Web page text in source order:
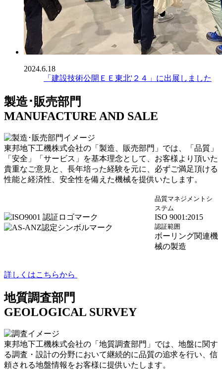
2024.6.18
「建設技術公開ＥＥ東北'２４」に出展しました
製造･販売部門
MANUFACTURE AND SALE
東邦地下工機株式会社の「製造、販売部門」では、「品質」
「安全」「サービス」を基本理念として、お客様より頂いた
貴重なご意見と、長年培った経験を元に、必ずご満足頂ける
性能と経済性、安全性を備えた機械を提供いたします。
品質マネジメントシ
ステム
ISO 9001:2015
認証範囲
ボーリング関連機
械の製造
詳しくはこちらから
地質調査部門
GEOLOGICAL SURVEY
東邦地下工機株式会社の「地質調査部門」では、地盤に関す
る調査・設計の分野において継続的に品質の追求を行い、信
頼される地盤情報をお客様に提供いたします。